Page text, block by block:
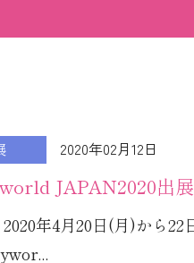
2020年02月12日
JAPAN2020出
2020年4月20日(月)から